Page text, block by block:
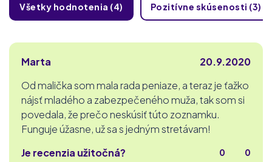
Všetky hodnotenia (4) Pozitívne skúsenosti (3)
Marta
20.9.2020
Od malička som mala rada peniaze, a teraz je ťažko
nájsť mladého a zabezpečeného muža, tak som si
povedala, že prečo neskúsiť túto zoznamku.
Funguje úžasne, už sa s jedným stretávam!
Je recenzia užitočná?
0 0